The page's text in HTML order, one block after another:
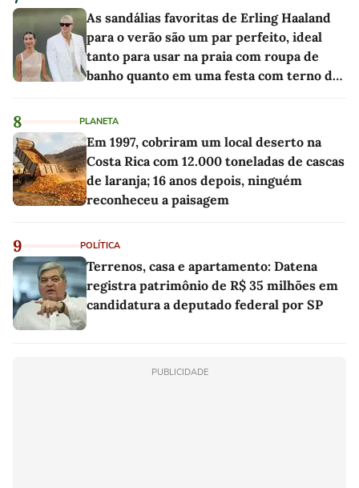
As sandálias favoritas de Erling Haaland
para o verão são um par perfeito, ideal
tanto para usar na praia com roupa de
banho quanto em uma festa com terno de
8 PLANETA
Em 1997, cobriram um local deserto na
Costa Rica com 12.000 toneladas de cascas
de laranja; 16 anos depois, ninguém
reconheceu a paisagem
9 POLÍTICA
Terrenos, casa e apartamento: Datena
registra patrimônio de R$ 35 milhões em
candidatura a deputado federal por SP
PUBLICIDADE